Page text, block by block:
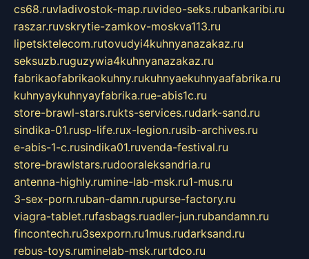
cs68.ruvladivostok-map.ruvideo-seks.rubankaribi.ru
raszar.ruvskrytie-zamkov-moskva113.ru
lipetsktelecom.rutovudyi4kuhnyanazakaz.ru
seksuzb.ruguzywia4kuhnyanazakaz.ru
fabrikaofabrikaokuhny.rukuhnyaekuhnyaafabrika.ru
kuhnyaykuhnyayfabrika.rue-abis1c.ru
store-brawl-stars.rukts-services.rudark-sand.ru
sindika-01.rusp-life.rux-legion.rusib-archives.ru
e-abis-1-c.rusindika01.ruvenda-festival.ru
store-brawlstars.rudooraleksandria.ru
antenna-highly.rumine-lab-msk.ru1-mus.ru
3-sex-porn.ruban-damn.rupurse-factory.ru
viagra-tablet.rufasbags.ruadler-jun.rubandamn.ru
fincontech.ru3sexporn.ru1mus.rudarksand.ru
rebus-toys.ruminelab-msk.rurtdco.ru